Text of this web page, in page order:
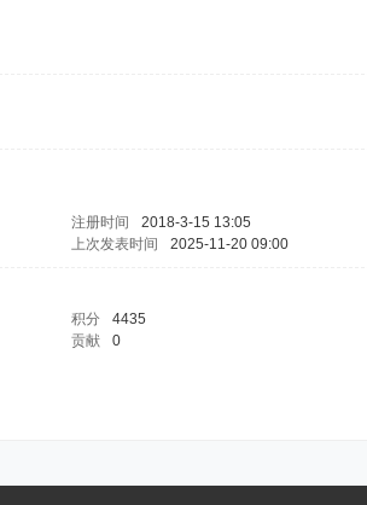
注册时间 2018-3-15 13:05
上次发表时间 2025-11-20 09:00
积分 4435
贡献 0